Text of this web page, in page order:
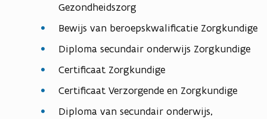
Gezondheidszorg
Bewijs van beroepskwalificatie Zorgkundige
Diploma secundair onderwijs Zorgkundige
Certificaat Zorgkundige
Certificaat Verzorgende en Zorgkundige
Diploma van secundair onderwijs,